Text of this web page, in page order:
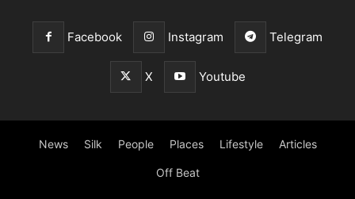
Facebook Instagram Telegram
X Youtube
News Silk People Places Lifestyle Articles
Off Beat